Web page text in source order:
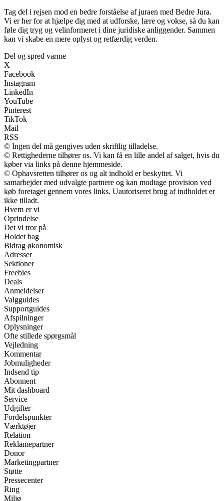
Tag del i rejsen mod en bedre forståelse af juraen med Bedre Jura.
Vi er her for at hjælpe dig med at udforske, lære og vokse, så du kan
føle dig tryg og velinformeret i dine juridiske anliggender. Sammen
kan vi skabe en mere oplyst og retfærdig verden.
Del og spred varme
X
Facebook
Instagram
LinkedIn
YouTube
Pinterest
TikTok
Mail
RSS
© Ingen del må gengives uden skriftlig tilladelse.
© Rettighederne tilhører os. Vi kan få en lille andel af salget, hvis du
køber via links på denne hjemmeside.
© Ophavsretten tilhører os og alt indhold er beskyttet. Vi
samarbejder med udvalgte partnere og kan modtage provision ved
køb foretaget gennem vores links. Uautoriseret brug af indholdet er
ikke tilladt.
Hvem er vi
Oprindelse
Det vi tror på
Holdet bag
Bidrag økonomisk
Adresser
Sektioner
Freebies
Deals
Anmeldelser
Valgguides
Supportguides
Afspilninger
Oplysninger
Ofte stillede spørgsmål
Vejledning
Kommentar
Jobmuligheder
Indsend tip
Abonnent
Mit dashboard
Service
Udgifter
Fordelspunkter
Værktøjer
Relation
Reklamepartner
Donor
Marketingpartner
Støtte
Pressecenter
Ring
Miljø